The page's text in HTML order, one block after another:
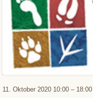
Tierpark
11. Oktober 2020 10:00 – 18:00